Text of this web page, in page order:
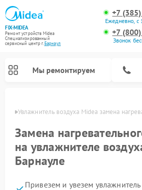
FIX-MIDEA
Ремонт устройств Midea
Специализированный
cервисный центр г.Барнаул
+7
Ежедневно,
+7
Звонок
Мы ремонтируем
Увлажнитель воздуха Midea замена
Замена
на увлажнителе
Барнауле
Привезем и увезем